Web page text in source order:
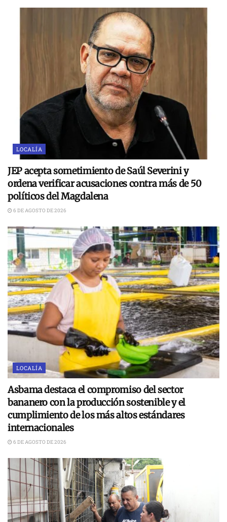
LOCALÍA
JEP acepta sometimiento de Saúl Severini y
ordena verificar acusaciones contra más de 50
políticos del Magdalena
6 DE AGOSTO DE 2026
LOCALÍA
Asbama destaca el compromiso del sector
bananero con la producción sostenible y el
cumplimiento de los más altos estándares
internacionales
6 DE AGOSTO DE 2026